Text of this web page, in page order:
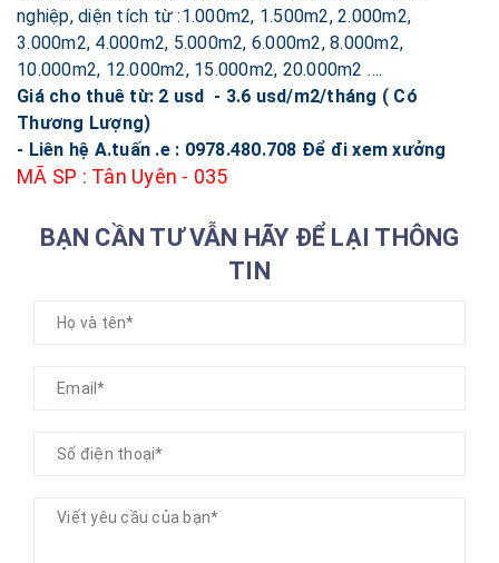
nghiệp, diện tích từ :1.000m2, 1.500m2, 2.000m2,
3.000m2, 4.000m2, 5.000m2, 6.000m2, 8.000m2,
10.000m2, 12.000m2, 15.000m2, 20.000m2 ….
Giá cho thuê từ: 2 usd - 3.6 usd/m2/tháng ( Có
Thương Lượng)
- Liên hệ A.tuấn .e : 0978.480.708 Để đi xem xưởng
MÃ SP : Tân Uyên - 035
BẠN CẦN TƯ VẪN HÃY ĐỂ LẠI THÔNG
TIN